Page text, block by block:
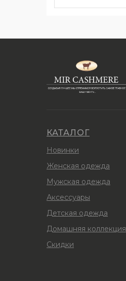
КАТАЛОГ
Новинки
Женская одежда
Мужская одежда
Аксессуары
Детская одежда
Домашняя коллекция
Скидки